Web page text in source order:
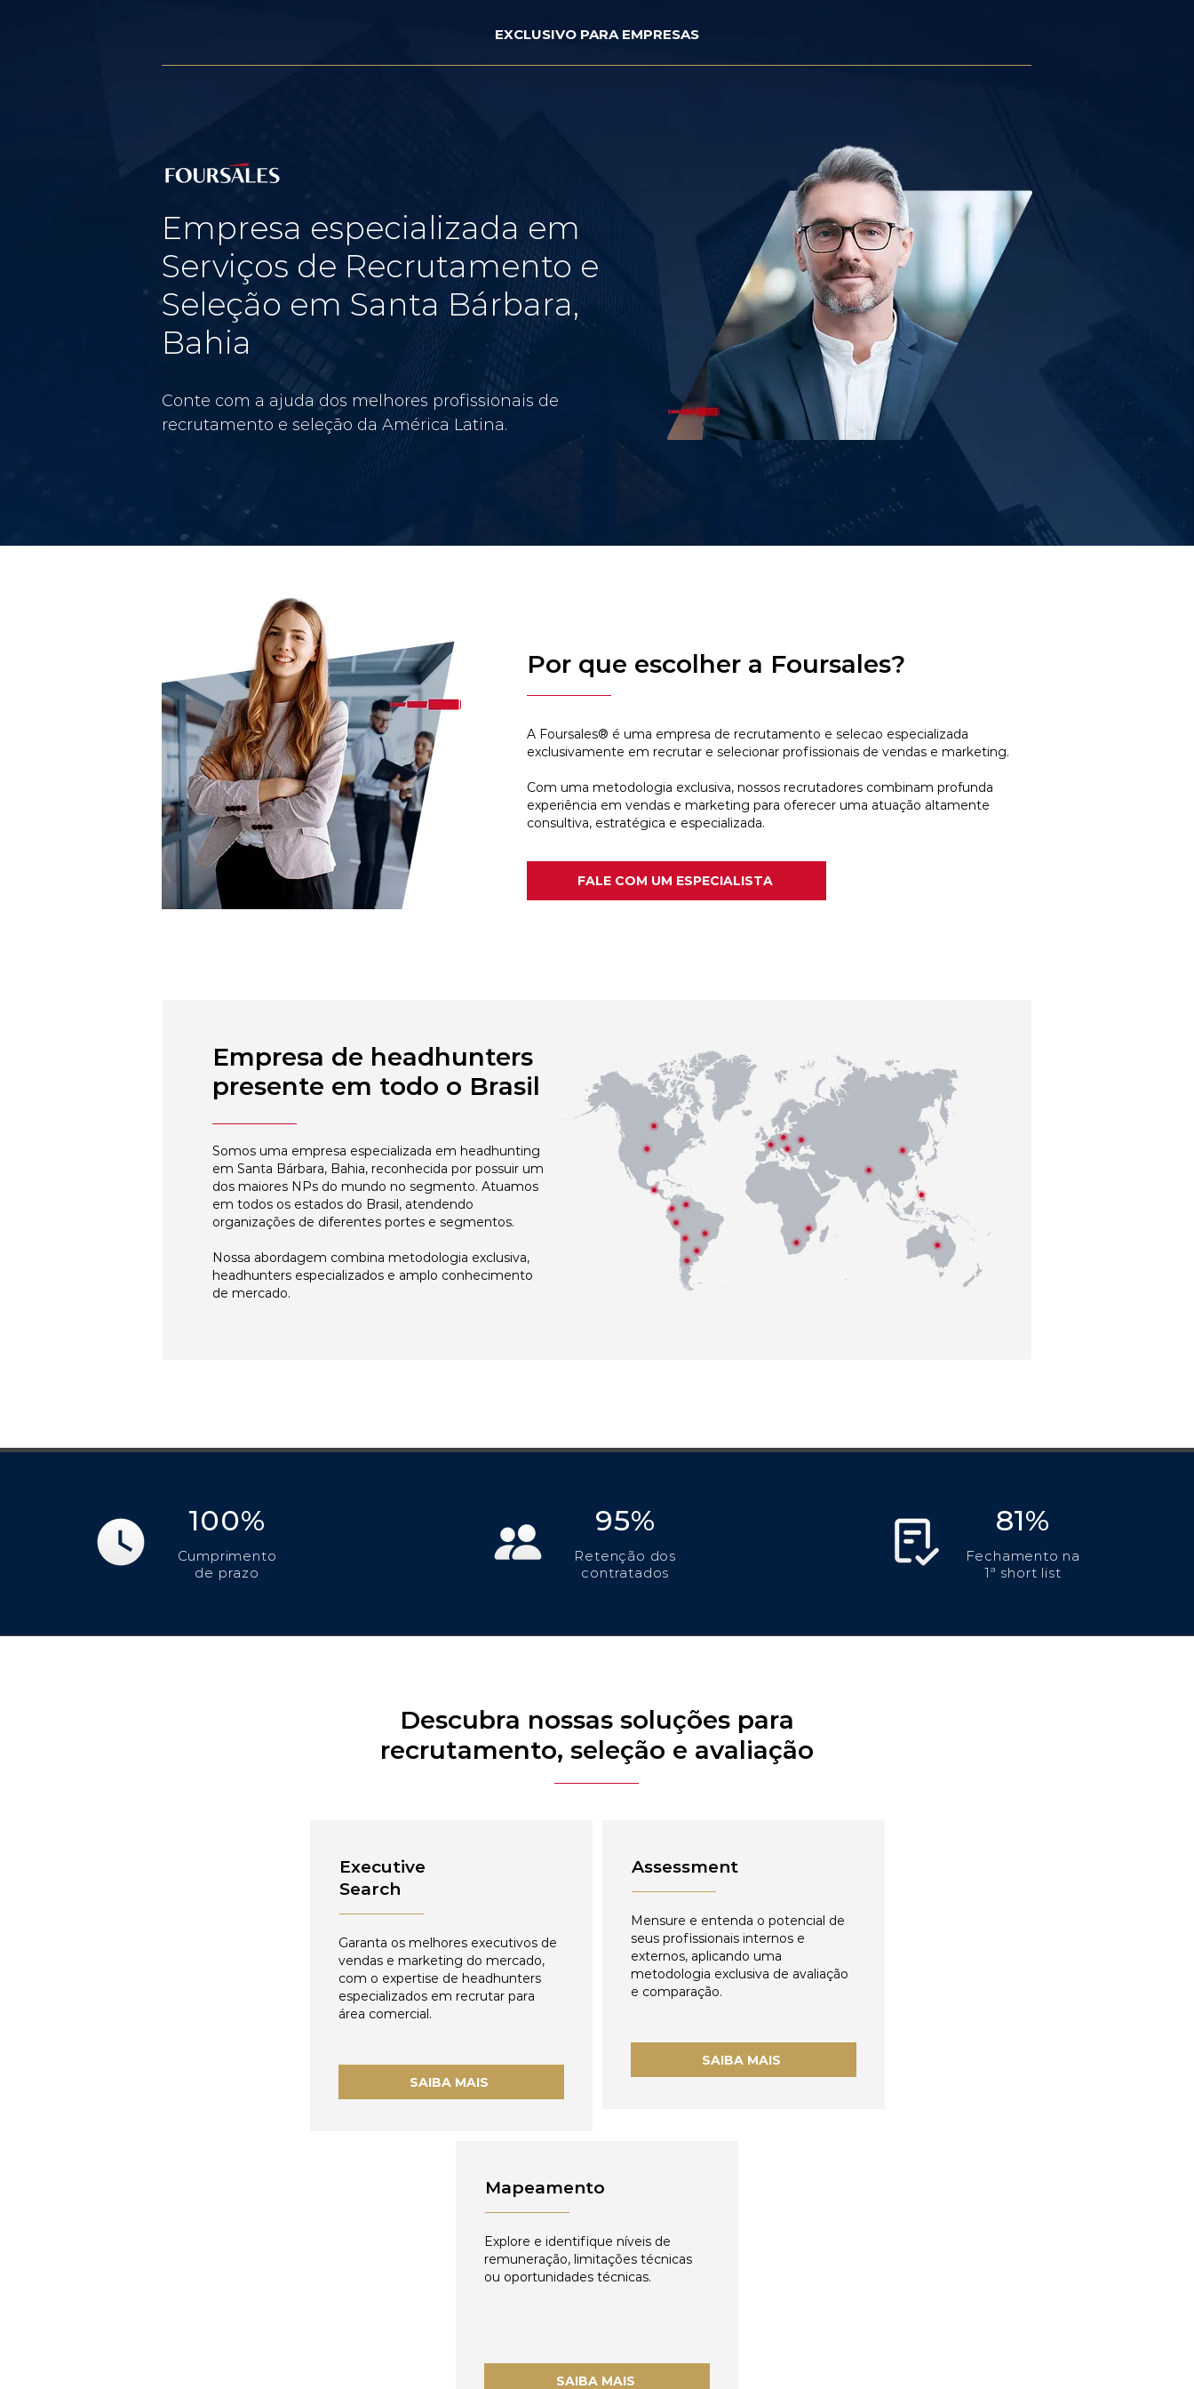
EXCLUSIVO PARA EMPRESAS
Empresa especializada em
Serviços de Recrutamento e
Seleção em Santa Bárbara,
Bahia
Conte com a ajuda dos melhores profissionais de
recrutamento e seleção da América Latina.
Por que escolher a Foursales?
A Foursales® é uma empresa de recrutamento e selecao especializada
exclusivamente em recrutar e selecionar profissionais de vendas e marketing.
Com uma metodologia exclusiva, nossos recrutadores combinam profunda
experiência em vendas e marketing para oferecer uma atuação altamente
consultiva, estratégica e especializada.
FALE COM UM ESPECIALISTA
Empresa de headhunters
presente em todo o Brasil
Somos uma empresa especializada em headhunting
em Santa Bárbara, Bahia, reconhecida por possuir um
dos maiores NPs do mundo no segmento. Atuamos
em todos os estados do Brasil, atendendo
organizações de diferentes portes e segmentos.
Nossa abordagem combina metodologia exclusiva,
headhunters especializados e amplo conhecimento
de mercado.
100%
Cumprimento
de prazo
95%
Retenção dos
contratados
81%
Fechamento na
1ª short list
Descubra nossas soluções para
recrutamento, seleção e avaliação
Executive
Search
Garanta os melhores executivos de
vendas e marketing do mercado,
com o expertise de headhunters
especializados em recrutar para
área comercial.
SAIBA MAIS
Assessment
Mensure e entenda o potencial de
seus profissionais internos e
externos, aplicando uma
metodologia exclusiva de avaliação
e comparação.
SAIBA MAIS
Mapeamento
Explore e identifique níveis de
remuneração, limitações técnicas
ou oportunidades técnicas.
SAIBA MAIS